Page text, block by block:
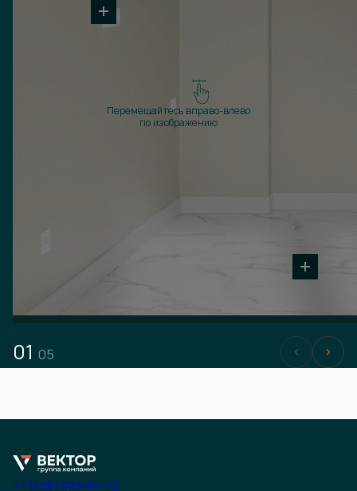
Перемещайтесь вправо-влево
по изображению
01 05
+7 (495) 023-65-72